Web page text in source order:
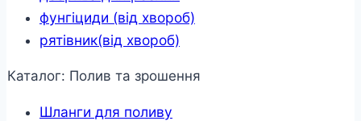
фунгіциди (від хвороб)
рятівник(від хвороб)
Каталог: Полив та зрошення
Шланги для поливу